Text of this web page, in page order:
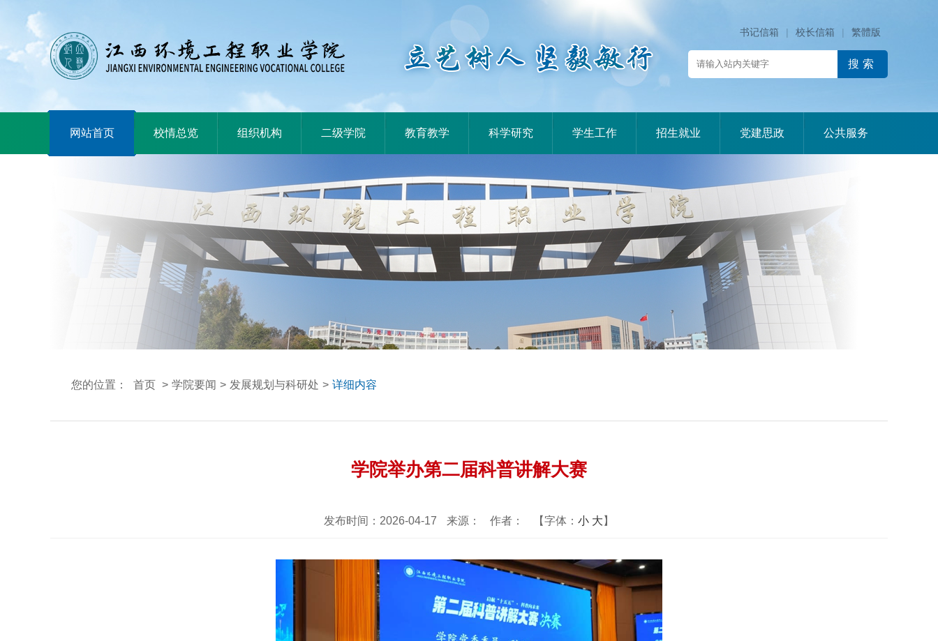
书记信箱 | 校长信箱 | 繁體版
网站首页 校情总览 组织机构 二级学院 教育教学 科学研究 学生工作 招生就业 党建思政 公共服务
您的位置： 首页 > 学院要闻 > 发展规划与科研处 > 详细内容
学院举办第二届科普讲解大赛
发布时间：2026-04-17 来源： 作者： 【字体： 小 大 】